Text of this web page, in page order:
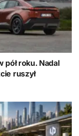
pół roku. Nadal
ruszył